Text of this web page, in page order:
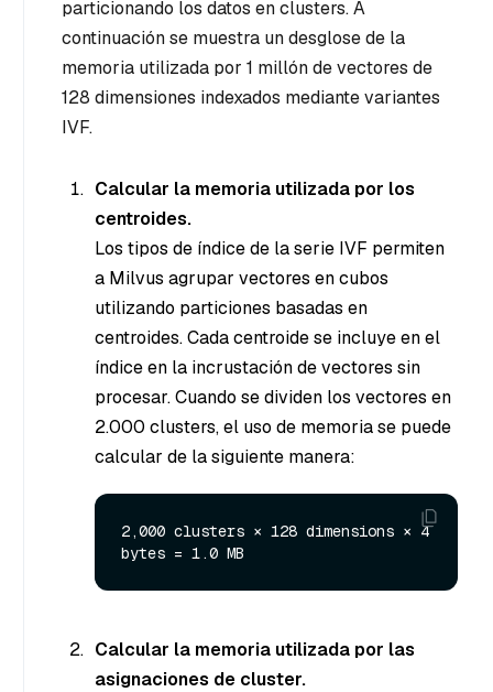
particionando los datos en clusters. A
continuación se muestra un desglose de la
memoria utilizada por 1 millón de vectores de
128 dimensiones indexados mediante variantes
IVF.
Calcular la memoria utilizada por los
centroides.
Los tipos de índice de la serie IVF permiten
a Milvus agrupar vectores en cubos
utilizando particiones basadas en
centroides. Cada centroide se incluye en el
índice en la incrustación de vectores sin
procesar. Cuando se dividen los vectores en
2.000 clusters, el uso de memoria se puede
calcular de la siguiente manera:
2,000 clusters × 128 dimensions × 4
Calcular la memoria utilizada por las
asignaciones de cluster.